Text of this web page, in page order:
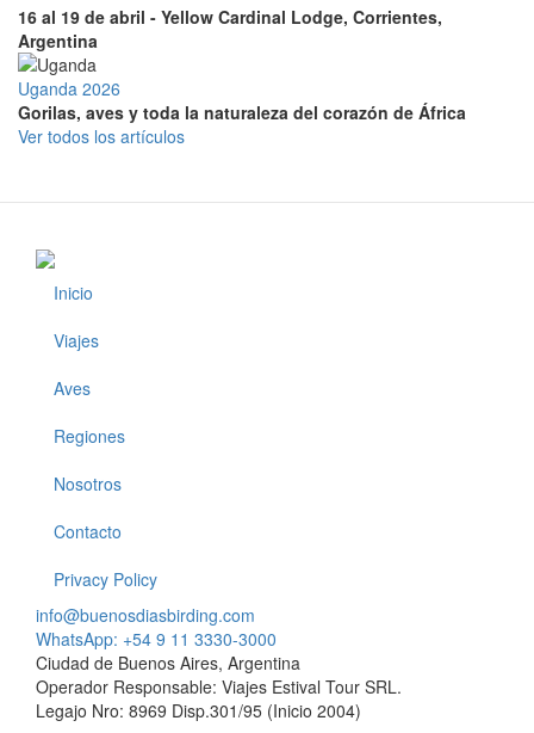
16 al 19 de abril - Yellow Cardinal Lodge, Corrientes,
Argentina
Uganda 2026
Gorilas, aves y toda la naturaleza del corazón de África
Ver todos los artículos
Footer
Inicio
Viajes
Aves
Regiones
Nosotros
Contacto
Privacy Policy
info@buenosdiasbirding.com
WhatsApp: +54 9 11 3330-3000
Ciudad de Buenos Aires, Argentina
Operador Responsable: Viajes Estival Tour SRL.
Legajo Nro: 8969 Disp.301/95 (Inicio 2004)